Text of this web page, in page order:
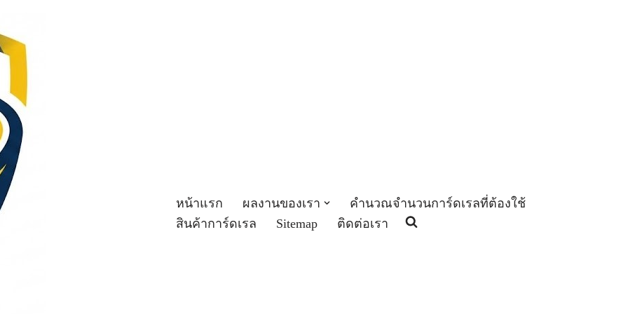
หน้าแรก ผลงานของเรา
คำนวณจำนวนการ์ดเรลที่ต้องใช้
สินค้าการ์ดเรล
Sitemap ติดต่อเรา